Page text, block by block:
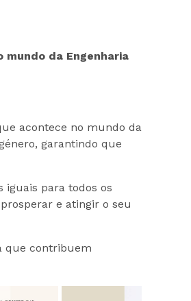
mundo da Engenharia
acontece no mundo da
garantindo que
para todos os
e atingir o seu
que contribuem